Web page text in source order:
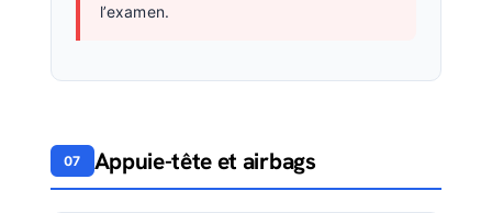
l’examen.
07 Appuie-tête et airbags